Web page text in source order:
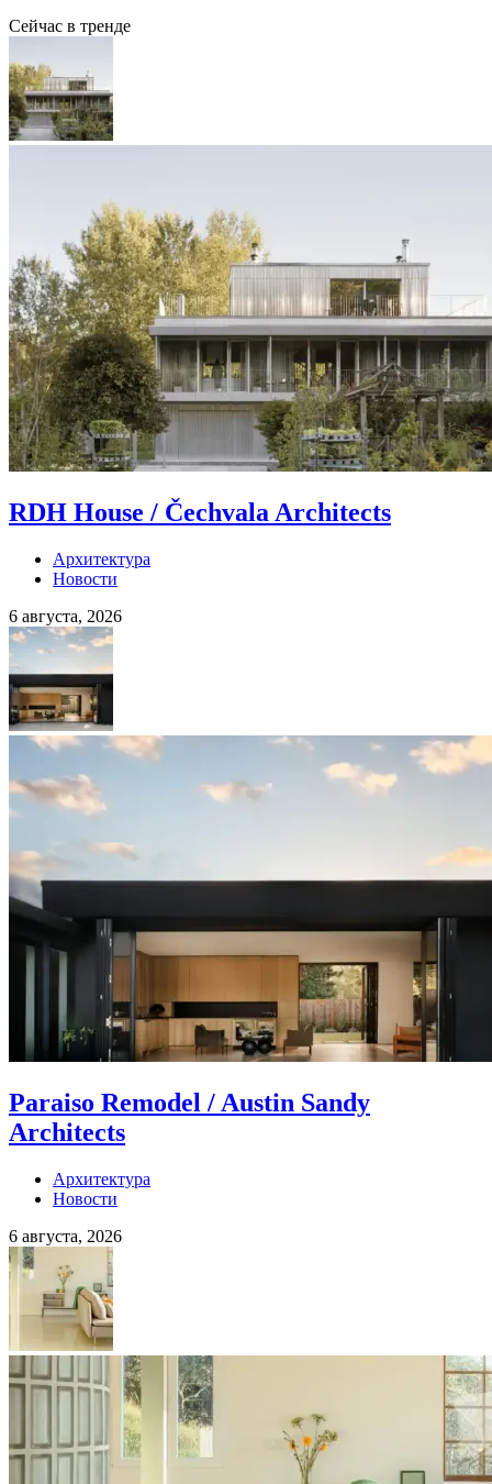
Сейчас в тренде
RDH House / Čechvala Architects
Архитектура
Новости
6 августа, 2026
Paraiso Remodel / Austin Sandy
Architects
Архитектура
Новости
6 августа, 2026